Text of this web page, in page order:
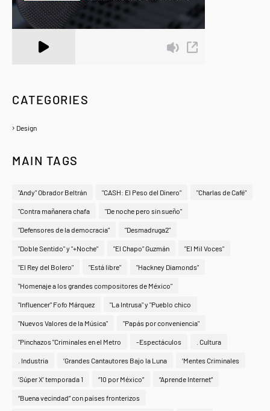
CATEGORIES
Design
MAIN TAGS
"Andy" Obrador Beltrán "CASH: El Peso del Dinero" "Charlas de Café"
"Contra mañanera chafa "De noche pero sin sueño"
"Defensores de la democracia" "Desmadruga2"
"Doble Sentido" y "+Noche" "El Chapo" Guzmán "El Mil Voces"
"El Rey del Bolero" "Está libre" "Hackney Diamonds"
"Homenaje a los grandes compositores de México"
"Influencer" Fofo Márquez "La Intrusa" y "Pueblo chico
"Nuevos Valores de la Música" "Papás por conveniencia"
"Pinchazos "Criminales en el Metro -Espectáculos . Cultura
. Industria ‘Grandes Cantautores Bajo la Luna ‘Mentes Criminales
‘Súper X’ temporada 1 “10 por México” “Aprende Internet”
“Buena vecindad” con países fronterizos